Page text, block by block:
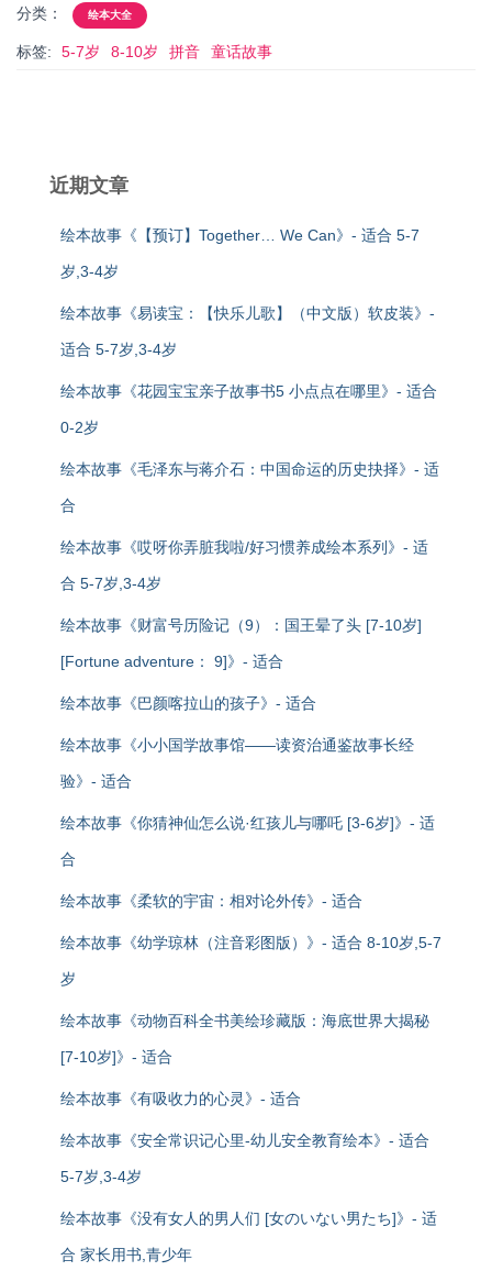
分类： 绘本大全
标签: 5-7岁 8-10岁 拼音 童话故事
近期文章
绘本故事《【预订】Together… We Can》- 适合 5-7
岁,3-4岁
绘本故事《易读宝：【快乐儿歌】（中文版）软皮装》-
适合 5-7岁,3-4岁
绘本故事《花园宝宝亲子故事书5 小点点在哪里》- 适合
0-2岁
绘本故事《毛泽东与蒋介石：中国命运的历史抉择》- 适
合
绘本故事《哎呀你弄脏我啦/好习惯养成绘本系列》- 适
合 5-7岁,3-4岁
绘本故事《财富号历险记（9）：国王晕了头 [7-10岁]
[Fortune adventure： 9]》- 适合
绘本故事《巴颜喀拉山的孩子》- 适合
绘本故事《小小国学故事馆——读资治通鉴故事长经
验》- 适合
绘本故事《你猜神仙怎么说·红孩儿与哪吒 [3-6岁]》- 适
合
绘本故事《柔软的宇宙：相对论外传》- 适合
绘本故事《幼学琼林（注音彩图版）》- 适合 8-10岁,5-7
岁
绘本故事《动物百科全书美绘珍藏版：海底世界大揭秘
[7-10岁]》- 适合
绘本故事《有吸收力的心灵》- 适合
绘本故事《安全常识记心里-幼儿安全教育绘本》- 适合
5-7岁,3-4岁
绘本故事《没有女人的男人们 [女のいない男たち]》- 适
合 家长用书,青少年